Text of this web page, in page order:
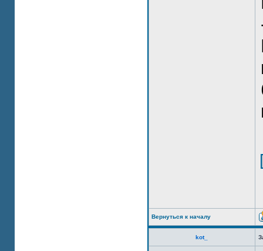
Вернуться к началу
kot_